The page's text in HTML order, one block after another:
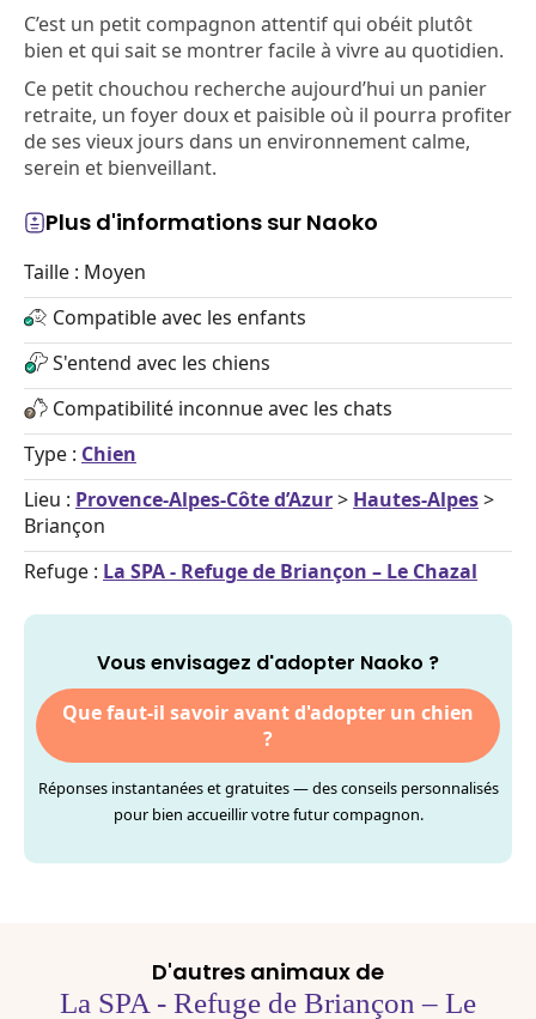
C’est un petit compagnon attentif qui obéit plutôt
bien et qui sait se montrer facile à vivre au quotidien.
Ce petit chouchou recherche aujourd’hui un panier
retraite, un foyer doux et paisible où il pourra profiter
de ses vieux jours dans un environnement calme,
serein et bienveillant.
Plus d'informations sur Naoko
Taille : Moyen
Compatible avec les enfants
S'entend avec les chiens
Compatibilité inconnue avec les chats
Type : Chien
Lieu : Provence-Alpes-Côte d’Azur> Hautes-Alpes>
Briançon
Refuge : La SPA - Refuge de Briançon – Le Chazal
Vous envisagez d'adopter Naoko ?
Que faut-il savoir avant d'adopter un chien
?
Réponses instantanées et gratuites — des conseils personnalisés
pour bien accueillir votre futur compagnon.
D'autres animaux de
La SPA - Refuge de Briançon – Le